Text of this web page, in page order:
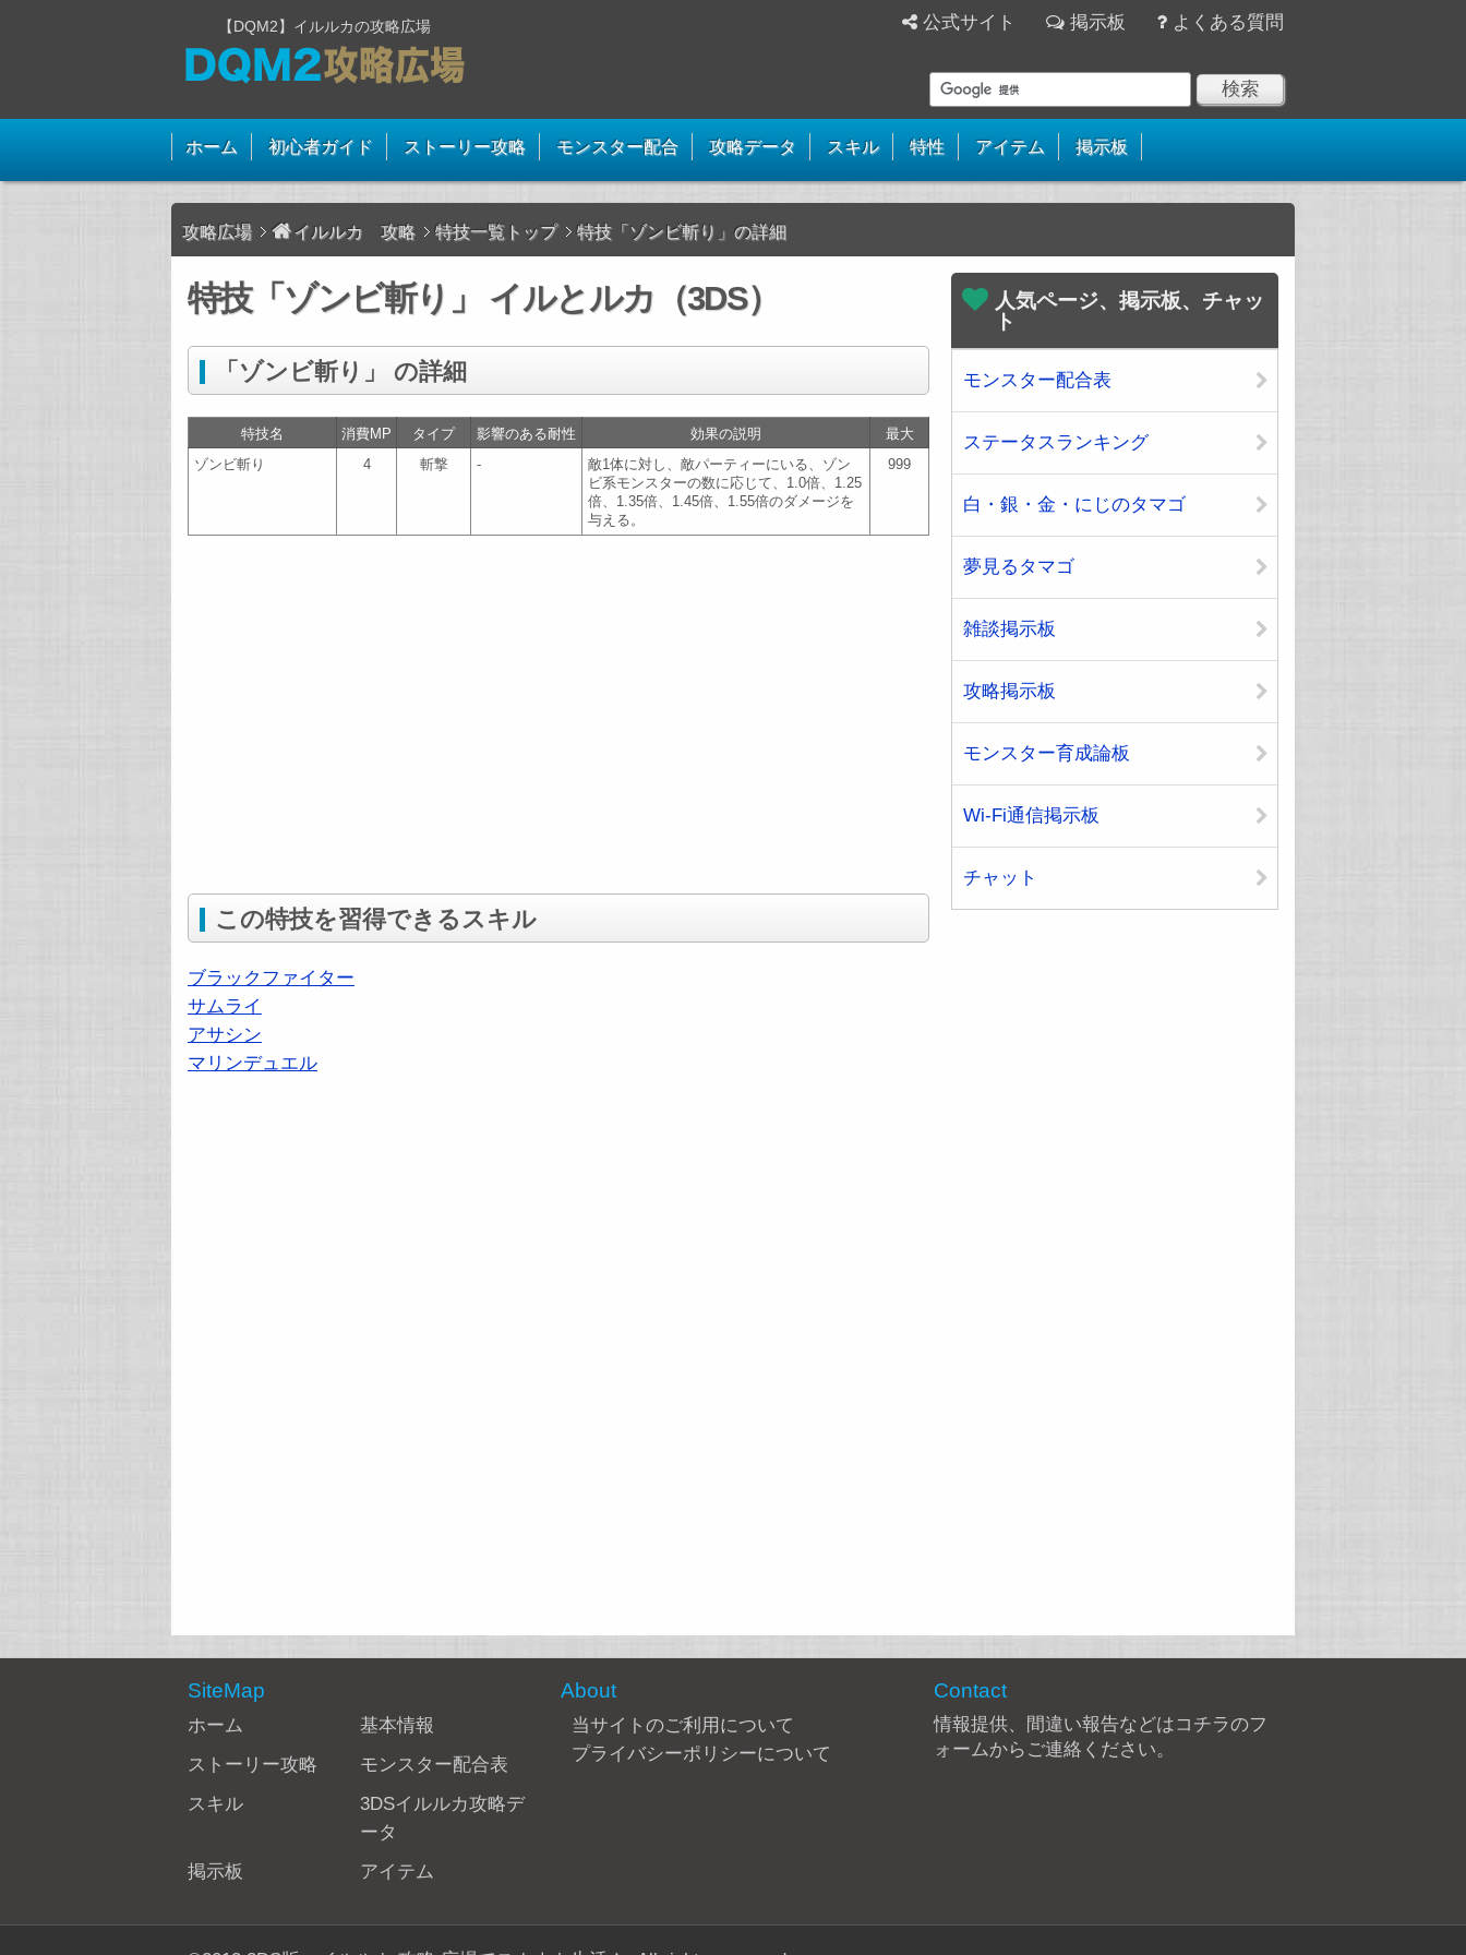
【DQM2】イルルカの攻略広場 公式サイト 掲示板 よくある質問
ホーム 初心者ガイド ストーリー攻略 モンスター配合 攻略データ スキル 特性 アイテム 掲示板
攻略広場 イルルカ 攻略 特技一覧トップ 特技「ゾンビ斬り」の詳細
特技「ゾンビ斬り」 イルとルカ（3DS）
「ゾンビ斬り」 の詳細
特技名 消費MP タイプ 影響のある耐性 効果の説明
最大
ゾンビ斬り
4 斬撃 -
敵1体に対し、敵パーティーにいる、ゾン
ビ系モンスターの数に応じて、1.0倍、1.25
倍、1.35倍、1.45倍、1.55倍のダメージを
与える。
999
この特技を習得できるスキル
ブラックファイター
サムライ
アサシン
マリンデュエル
人気ページ、掲示板、チャッ
ト
モンスター配合表
ステータスランキング
白・銀・金・にじのタマゴ
夢見るタマゴ
雑談掲示板
攻略掲示板
モンスター育成論板
Wi-Fi通信掲示板
チャット
SiteMap
ホーム
基本情報
ストーリー攻略
モンスター配合表
スキル
3DSイルルカ攻略デ
ータ
掲示板
アイテム
About
当サイトのご利用について
プライバシーポリシーについて
Contact
情報提供、間違い報告などはコチラのフ
ォームからご連絡ください。